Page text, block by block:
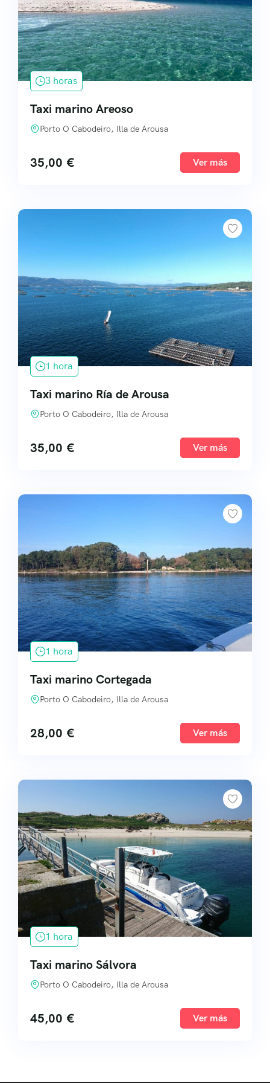
Servicios Premium
3 horas
Taxi marino Areoso
Porto O Cabodeiro, Illa de Arousa
35,00 € Ver más
1 hora
Taxi marino Ría de Arousa
Porto O Cabodeiro, Illa de Arousa
35,00 € Ver más
1 hora
Taxi marino Cortegada
Porto O Cabodeiro, Illa de Arousa
28,00 € Ver más
1 hora
Taxi marino Sálvora
Porto O Cabodeiro, Illa de Arousa
45,00 € Ver más